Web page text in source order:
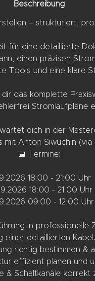
Beschreibung
– strukturiert,
für eine detaillierte
einen präzisen
Tools und eine klare
das komplette
Stromlaufpläne
dich in der
mit Anton Siwuchin (via
📅 Termine:
18:00 - 21:00 Uhr
18:00 - 21:00 Uhr
09:00 - 12:00 Uhr
in professionelle
einer detaillierten
richtig bestimmen &
effizient planen und
& Schaltkanäle korrekt